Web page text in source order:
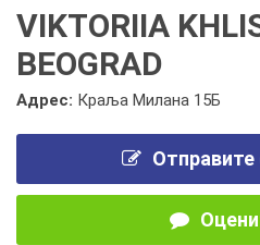
VIKTORIIA
BEOGRAD
Адрес: Краља Милана 15Б